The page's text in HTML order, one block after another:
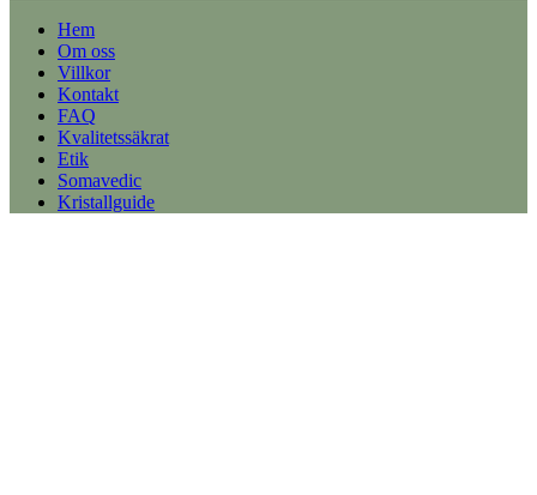
Hem
Om oss
Villkor
Kontakt
FAQ
Kvalitetssäkrat
Etik
Somavedic
Kristallguide